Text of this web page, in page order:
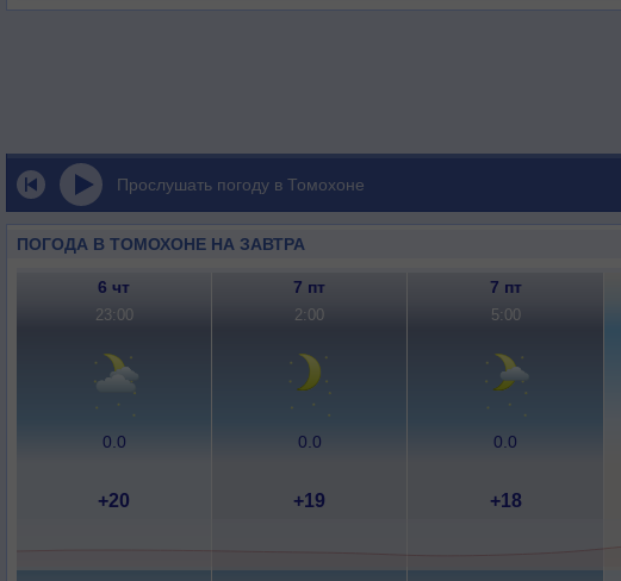
Прослушать погоду в Томохоне
ПОГОДА В ТОМОХОНЕ НА ЗАВТРА
6 чт 7 пт 7 пт
23:00 2:00 5:00
0.0 0.0 0.0
+20 +19 +18